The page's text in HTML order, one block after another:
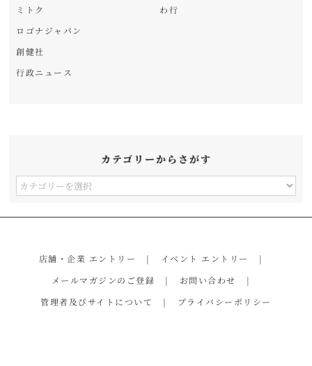
ミトク
ロゴナジャパン
創健社
行政ニュース
わ行
カテゴリーからさがす
カ
店舗・企業 エントリー
イベント エントリー
メールマガジンのご登録
お問い合わせ
管理者及びサイトについて
プライバシーポリシー